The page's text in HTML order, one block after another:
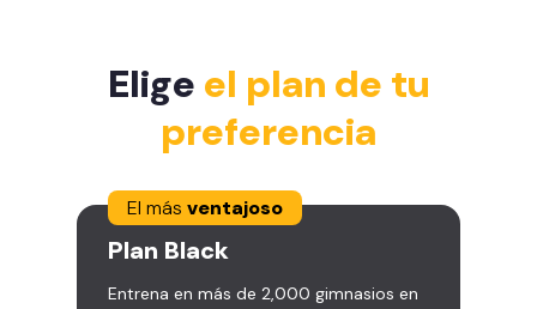
Elige el plan de tu
preferencia
El más ventajoso
Plan Black
Entrena en más de 2,000 gimnasios en